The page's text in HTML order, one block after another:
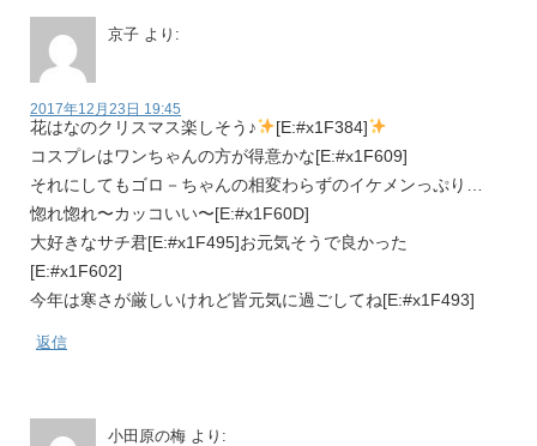
京子 より:
2017年12月23日 19:45
花はなのクリスマス楽しそう♪
[E:#x1F384]
コスプレはワンちゃんの方が得意かな[E:#x1F609]
それにしてもゴロ－ちゃんの相変わらずのイケメンっぷり…
惚れ惚れ〜カッコいい〜[E:#x1F60D]
大好きなサチ君[E:#x1F495]お元気そうで良かった
[E:#x1F602]
今年は寒さが厳しいけれど皆元気に過ごしてね[E:#x1F493]
返信
小田原の梅 より: